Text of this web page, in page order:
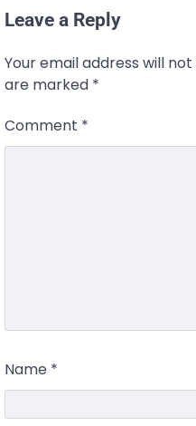
Leave a Reply
Your email address will
are marked *
Comment *
Name *